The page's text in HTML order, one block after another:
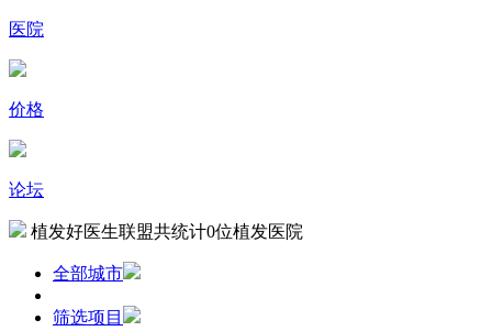
医院
价格
论坛
植发好医生联盟共统计0位植发医院
全部城市
筛选项目